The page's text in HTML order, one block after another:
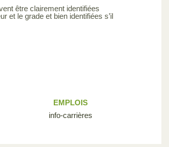
être clairement identifiées
et le grade et bien identifiées s’il
EMPLOIS
info-carrières